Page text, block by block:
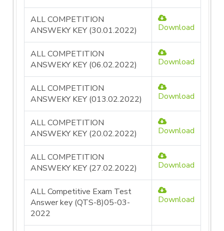
ALL COMPETITION
ANSWEKY KEY (30.01.2022)
Download
ALL COMPETITION
ANSWEKY KEY (06.02.2022)
Download
ALL COMPETITION
ANSWEKY KEY (013.02.2022)
Download
ALL COMPETITION
ANSWEKY KEY (20.02.2022)
Download
ALL COMPETITION
ANSWEKY KEY (27.02.2022)
Download
ALL Competitive Exam Test
Answer key (QTS-8)05-03-
2022
Download